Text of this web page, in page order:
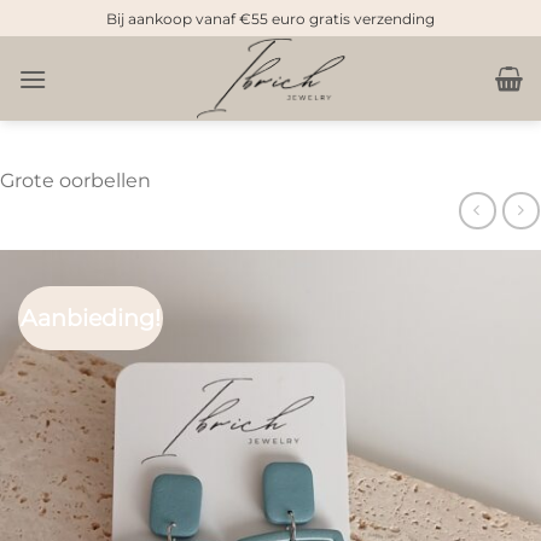
naar
inhoud
Bij aankoop vanaf €55 euro gratis verzending
Grote oorbellen
Aanbieding!